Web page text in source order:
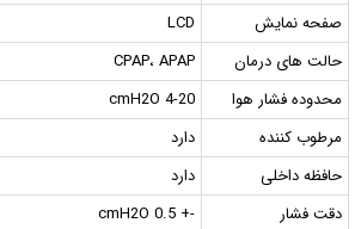
صفحه نمایش
LCD
حالت های درمان
CPAP، APAP
محدوده فشار هوا
4-20 cmH2O
مرطوب کننده
دارد
حافظه داخلی
دارد
دقت فشار
-+ 0.5 cmH2O